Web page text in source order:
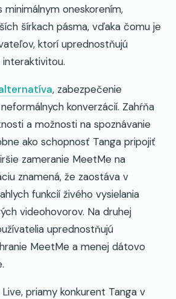
minimálnym oneskorením,
šírkach pásma, vďaka čomu je
ktorí uprednostňujú
, zabezpečenie
konverzácií. Zahŕňa
a možnosti na spoznávanie
ako schopnosť Tanga pripojiť
zameranie MeetMe na
znamená, že zaostáva v
funkcií živého vysielania
videohovorov. Na druhej
uprednostňujú
MeetMe a menej dátovo
priamy konkurent Tanga v